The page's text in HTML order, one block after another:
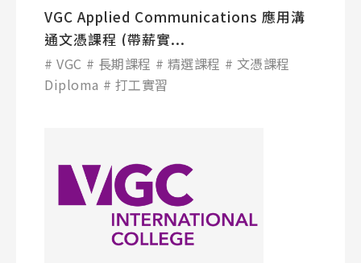
VGC Applied Communications 應用溝
通文憑課程 (帶薪實...
VGC 長期課程 精選課程
文憑課程
Diploma
打工實習